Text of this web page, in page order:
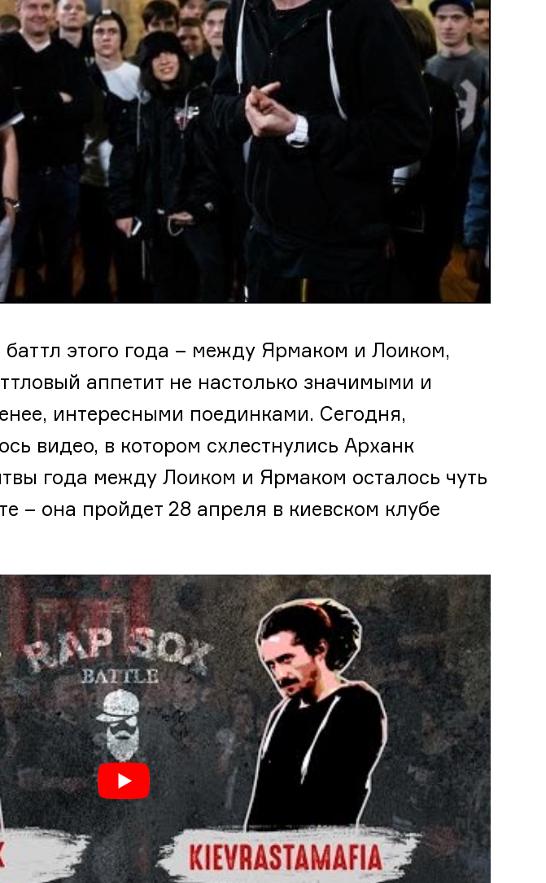
этого года – между Ярмаком и Лоиком,
аппетит не настолько значимыми и
интересными поединками. Сегодня,
видео, в котором схлестнулись Арханк
года между Лоиком и Ярмаком осталось чуть
– она пройдет 28 апреля в киевском клубе